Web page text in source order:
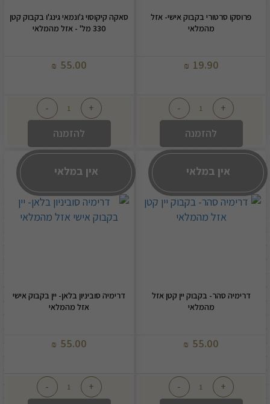
פרוסקו סרטורי בקבוק אישי- אזל
מהמלאי
19.90
₪
+
-
להזמנה
סאקה קיקוסוי ג'ונמאי גינג'ו בקבוק קטן
330 מל' - אזל מהמלאי
55.00
₪
+
-
להזמנה
אין במלאי
דרימיה סהר- בקבוק יין קטן אזל
מהמלאי
55.00
₪
+
-
אין במלאי
דרימיה סוביניון בלאן- יין בקבוק אישי
אזל מהמלאי
55.00
₪
+
-